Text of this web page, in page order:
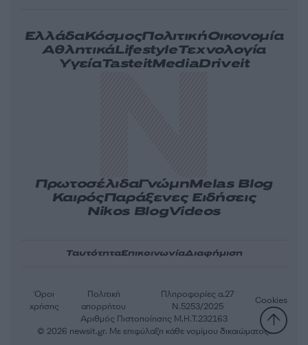
ΕλλάδαΚόσμοςΠολιτικήΟικονομία
ΑθλητικάLifestyleΤεχνολογία
ΥγείαTasteitMediaDriveit
ΠρωτοσέλιδαΓνώμηMelas Blog
ΚαιρόςΠαράξενες Ειδήσεις
Nikos BlogVideos
ΤαυτότηταΕπικοινωνίαΔιαφήμιση
Αριθμός Πιστοποίησης Μ.Η.Τ.232163
Όροι
χρήσης
Πολιτική
απορρήτου
Πληροφορίες α.27
Ν.5253/2025
Cookies
© 2026 newsit.gr. Με επιφύλαξη κάθε νομίμου δικαιώματος.